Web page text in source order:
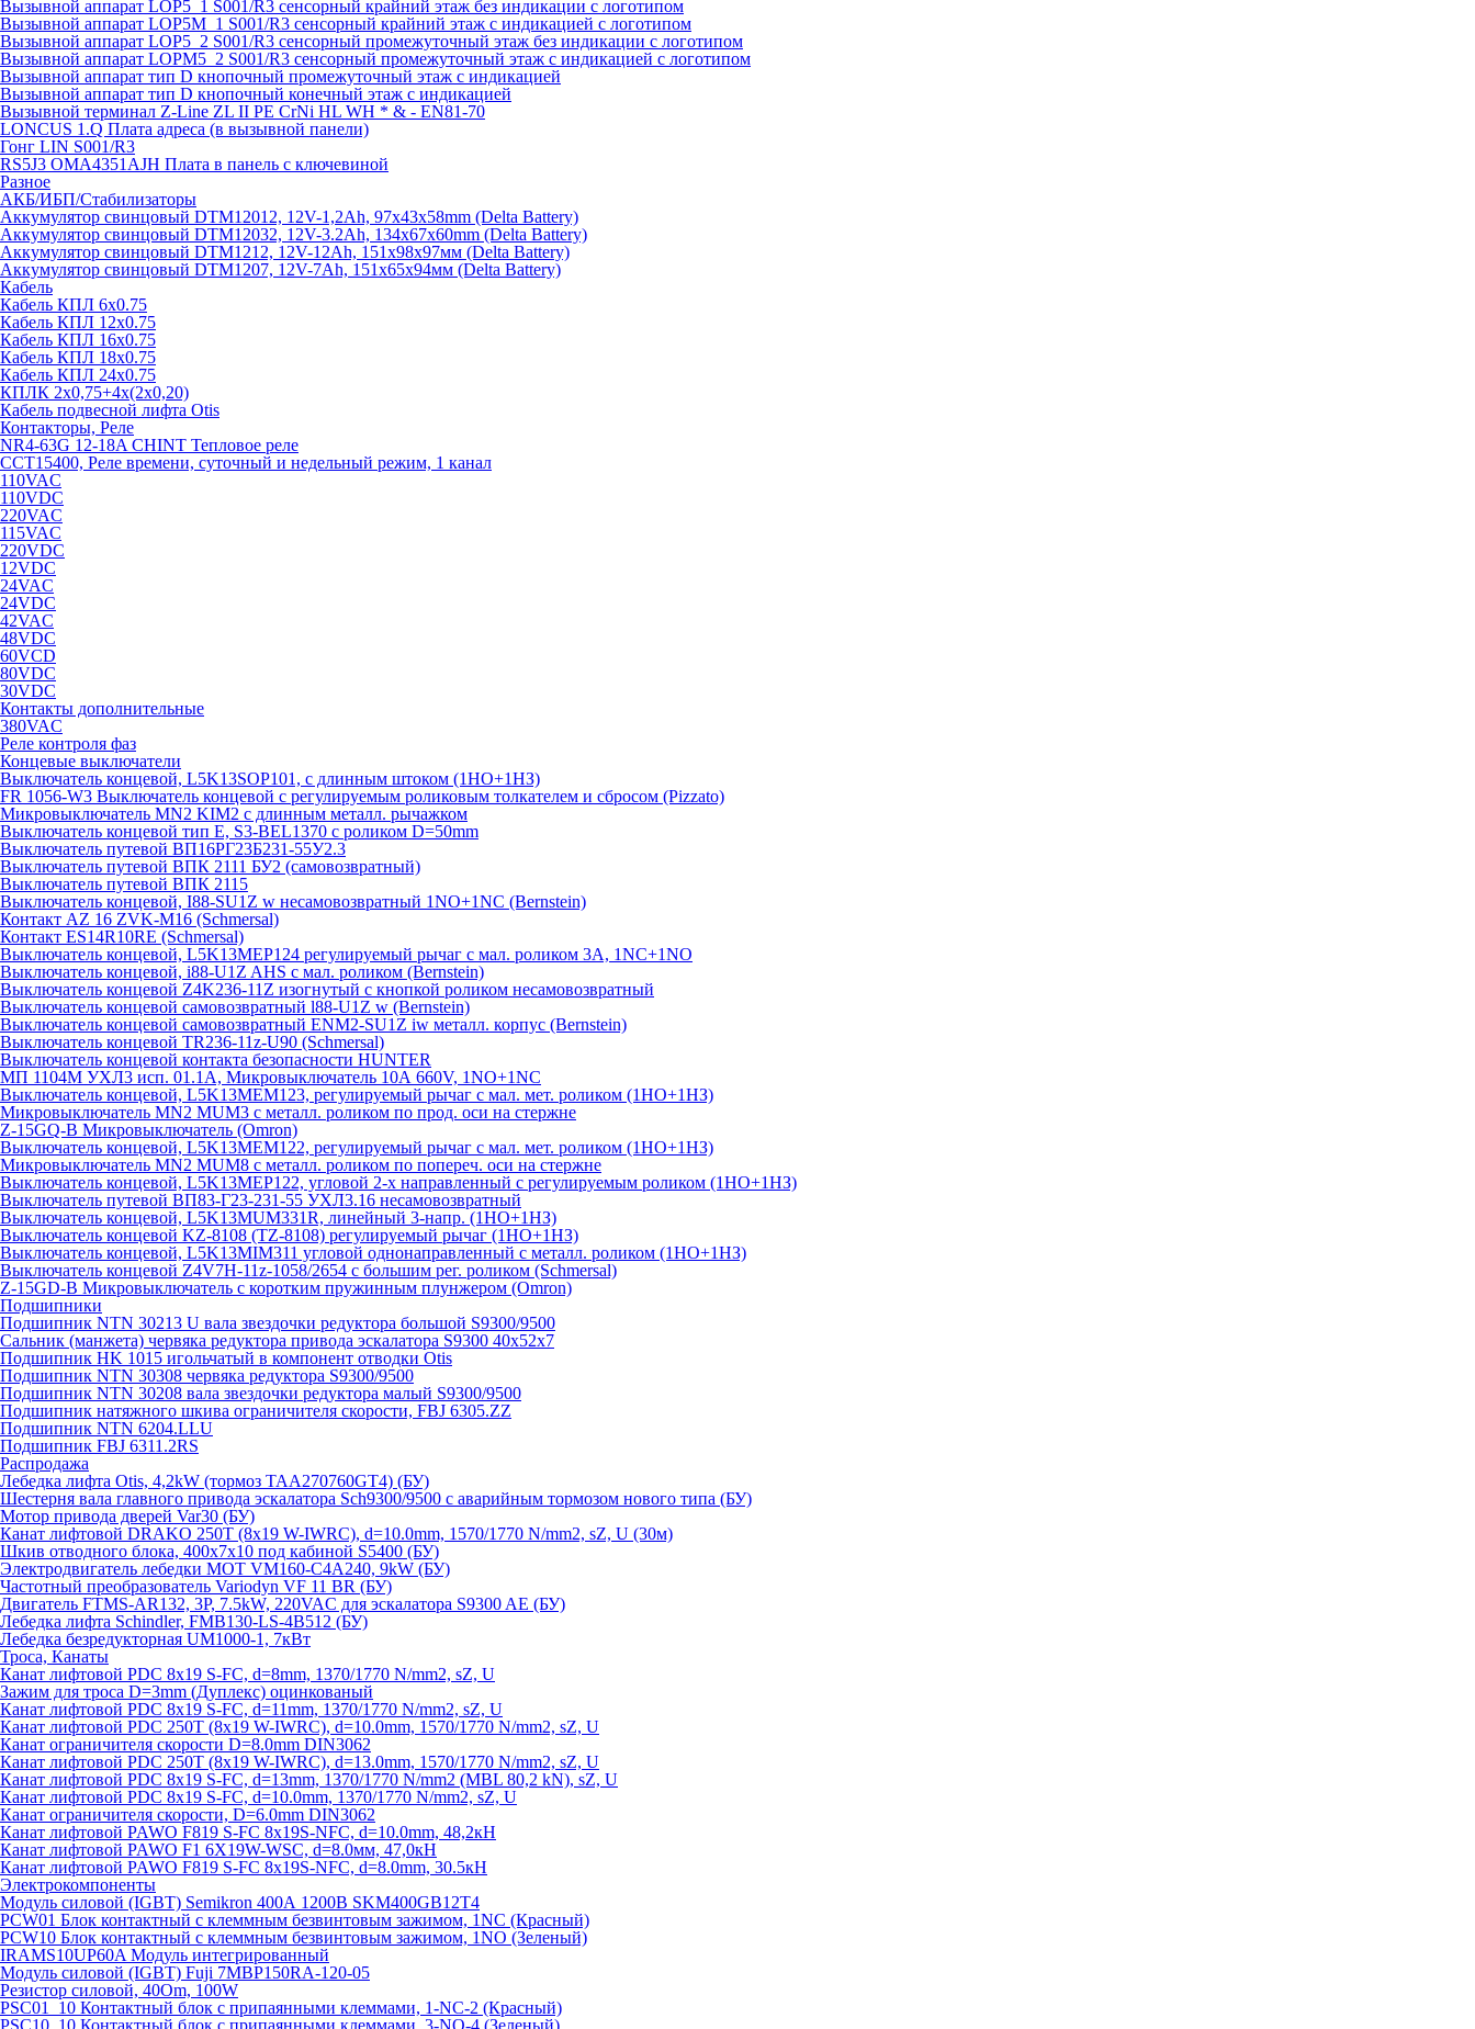
Вызывной аппарат LOP5_1 S001/R3 сенсорный крайний этаж без индикации с логотипом
Вызывной аппарат LOP5M_1 S001/R3 сенсорный крайний этаж с индикацией с логотипом
Вызывной аппарат LOP5_2 S001/R3 сенсорный промежуточный этаж без индикации с логотипом
Вызывной аппарат LOPM5_2 S001/R3 сенсорный промежуточный этаж с индикацией с логотипом
Вызывной аппарат тип D кнопочный промежуточный этаж с индикацией
Вызывной аппарат тип D кнопочный конечный этаж с индикацией
Вызывной терминал Z-Line ZL II PE CrNi HL WH * & - EN81-70
LONCUS 1.Q Плата адреса (в вызывной панели)
Гонг LIN S001/R3
RS5J3 OMA4351AJH Плата в панель с ключевиной
Разное
АКБ/ИБП/Стабилизаторы
Аккумулятор свинцовый DTM12012, 12V-1,2Ah, 97х43х58mm (Delta Battery)
Аккумулятор свинцовый DTM12032, 12V-3.2Ah, 134x67x60mm (Delta Battery)
Аккумулятор свинцовый DTM1212, 12V-12Ah, 151х98х97мм (Delta Battery)
Аккумулятор свинцовый DTM1207, 12V-7Ah, 151х65х94мм (Delta Battery)
Кабель
Кабель КПЛ 6х0.75
Кабель КПЛ 12х0.75
Кабель КПЛ 16х0.75
Кабель КПЛ 18х0.75
Кабель КПЛ 24х0.75
КПЛК 2х0,75+4х(2х0,20)
Кабель подвесной лифта Otis
Контакторы, Реле
NR4-63G 12-18A CHINT Тепловое реле
CCT15400, Реле времени, суточный и недельный режим, 1 канал
110VAC
110VDC
220VAC
115VAC
220VDC
12VDC
24VAC
24VDC
42VAC
48VDC
60VCD
80VDC
30VDC
Контакты дополнительные
380VAC
Реле контроля фаз
Концевые выключатели
Выключатель концевой, L5K13SOP101, с длинным штоком (1НО+1НЗ)
FR 1056-W3 Выключатель концевой с регулируемым роликовым толкателем и сбросом (Pizzato)
Микровыключатель MN2 KIM2 с длинным металл. рычажком
Выключатель концевой тип Е, S3-BEL1370 с роликом D=50mm
Выключатель путевой ВП16РГ23Б231-55У2.3
Выключатель путевой ВПК 2111 БУ2 (самовозвратный)
Выключатель путевой ВПК 2115
Выключатель концевой, I88-SU1Z w несамовозвратный 1NO+1NC (Bernstein)
Контакт AZ 16 ZVK-M16 (Schmersal)
Контакт ES14R10RE (Schmersal)
Выключатель концевой, L5K13MEP124 регулируемый рычаг с мал. роликом 3А, 1NC+1NO
Выключатель концевой, i88-U1Z AHS с мал. роликом (Bernstein)
Выключатель концевой Z4K236-11Z изогнутый с кнопкой роликом несамовозвратный
Выключатель концевой самовозвратный l88-U1Z w (Bernstein)
Выключатель концевой самовозвратный ENM2-SU1Z iw металл. корпус (Bernstein)
Выключатель концевой TR236-11z-U90 (Schmersal)
Выключатель концевой контакта безопасности HUNTER
МП 1104М УХЛ3 исп. 01.1А, Микровыключатель 10А 660V, 1NO+1NC
Выключатель концевой, L5K13MEM123, регулируемый рычаг с мал. мет. роликом (1НО+1НЗ)
Микровыключатель MN2 MUM3 с металл. роликом по прод. оси на стержне
Z-15GQ-B Микровыключатель (Omron)
Выключатель концевой, L5K13MEM122, регулируемый рычаг с мал. мет. роликом (1НО+1НЗ)
Микровыключатель MN2 MUM8 с металл. роликом по попереч. оси на стержне
Выключатель концевой, L5K13MEP122, угловой 2-х направленный с регулируемым роликом (1НО+1НЗ)
Выключатель путевой ВП83-Г23-231-55 УХЛ3.16 несамовозвратный
Выключатель концевой, L5K13MUM331R, линейный 3-напр. (1НО+1НЗ)
Выключатель концевой KZ-8108 (TZ-8108) регулируемый рычаг (1НО+1НЗ)
Выключатель концевой, L5K13MIM311 угловой однонаправленный с металл. роликом (1НО+1НЗ)
Выключатель концевой Z4V7H-11z-1058/2654 с большим рег. роликом (Schmersal)
Z-15GD-B Микровыключатель с коротким пружинным плунжером (Omron)
Подшипники
Подшипник NTN 30213 U вала звездочки редуктора большой S9300/9500
Сальник (манжета) червяка редуктора привода эскалатора S9300 40х52х7
Подшипник HK 1015 игольчатый в компонент отводки Otis
Подшипник NTN 30308 червяка редуктора S9300/9500
Подшипник NTN 30208 вала звездочки редуктора малый S9300/9500
Подшипник натяжного шкива ограничителя скорости, FBJ 6305.ZZ
Подшипник NTN 6204.LLU
Подшипник FBJ 6311.2RS
Распродажа
Лебедка лифта Otis, 4,2kW (тормоз TAA270760GT4) (БУ)
Шестерня вала главного привода эскалатора Sch9300/9500 с аварийным тормозом нового типа (БУ)
Мотор привода дверей Var30 (БУ)
Канат лифтовой DRAKO 250T (8x19 W-IWRC), d=10.0mm, 1570/1770 N/mm2, sZ, U (30м)
Шкив отводного блока, 400х7х10 под кабиной S5400 (БУ)
Электродвигатель лебедки MOT VM160-C4A240, 9kW (БУ)
Частотный преобразователь Variodyn VF 11 BR (БУ)
Двигатель FTMS-AR132, 3P, 7.5kW, 220VAC для эскалатора S9300 AE (БУ)
Лебедка лифта Schindler, FMB130-LS-4B512 (БУ)
Лебедка безредукторная UM1000-1, 7кВт
Троса, Канаты
Канат лифтовой PDC 8x19 S-FC, d=8mm, 1370/1770 N/mm2, sZ, U
Зажим для троса D=3mm (Дуплекс) оцинкованый
Канат лифтовой PDC 8x19 S-FC, d=11mm, 1370/1770 N/mm2, sZ, U
Канат лифтовой PDC 250T (8x19 W-IWRC), d=10.0mm, 1570/1770 N/mm2, sZ, U
Канат ограничителя скорости D=8.0mm DIN3062
Канат лифтовой PDC 250T (8x19 W-IWRC), d=13.0mm, 1570/1770 N/mm2, sZ, U
Канат лифтовой PDC 8х19 S-FC, d=13mm, 1370/1770 N/mm2 (MBL 80,2 kN), sZ, U
Канат лифтовой PDC 8x19 S-FC, d=10.0mm, 1370/1770 N/mm2, sZ, U
Канат ограничителя скорости, D=6.0mm DIN3062
Канат лифтовой PAWO F819 S-FC 8х19S-NFC, d=10.0mm, 48,2кН
Канат лифтовой PAWO F1 6X19W-WSC, d=8.0мм, 47,0кН
Канат лифтовой PAWO F819 S-FC 8х19S-NFC, d=8.0mm, 30.5кН
Электрокомпоненты
Модуль силовой (IGBT) Semikron 400А 1200В SKM400GB12T4
PCW01 Блок контактный с клеммным безвинтовым зажимом, 1NC (Красный)
PCW10 Блок контактный с клеммным безвинтовым зажимом, 1NO (Зеленый)
IRAMS10UP60A Модуль интегрированный
Модуль силовой (IGBT) Fuji 7MBP150RA-120-05
Резистор силовой, 40Om, 100W
PSC01_10 Контактный блок с припаянными клеммами, 1-NC-2 (Красный)
PSC10_10 Контактный блок с припаянными клеммами, 3-NO-4 (Зеленый)